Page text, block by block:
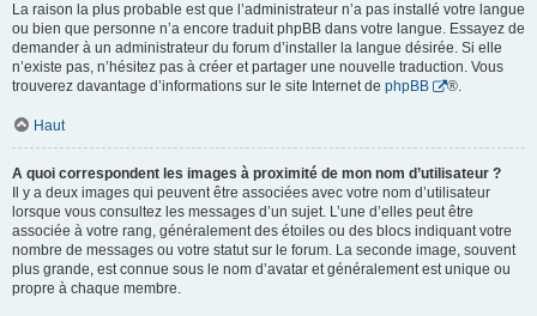
La raison la plus probable est que l’administrateur n’a pas installé votre langue
ou bien que personne n’a encore traduit phpBB dans votre langue. Essayez de
demander à un administrateur du forum d’installer la langue désirée. Si elle
n’existe pas, n’hésitez pas à créer et partager une nouvelle traduction. Vous
trouverez davantage d’informations sur le site Internet de phpBB ®.
Haut
A quoi correspondent les images à proximité de mon nom d’utilisateur ?
Il y a deux images qui peuvent être associées avec votre nom d’utilisateur
lorsque vous consultez les messages d’un sujet. L’une d’elles peut être
associée à votre rang, généralement des étoiles ou des blocs indiquant votre
nombre de messages ou votre statut sur le forum. La seconde image, souvent
plus grande, est connue sous le nom d’avatar et généralement est unique ou
propre à chaque membre.